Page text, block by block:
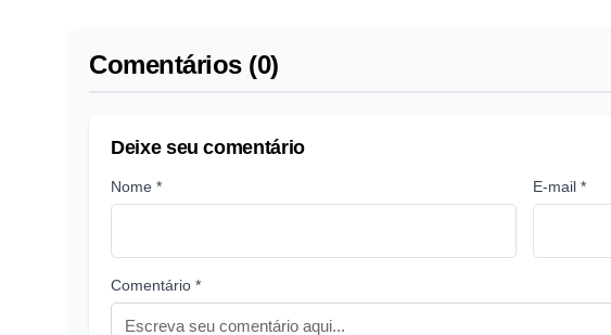
Comentários (0)
Deixe seu comentário
Nome * E-mail *
Comentário *